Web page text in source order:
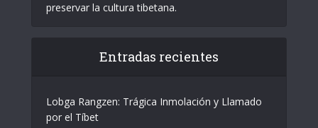
preservar la cultura tibetana.
Entradas recientes
Lobga Rangzen: Trágica Inmolación y Llamado
por el Tíbet